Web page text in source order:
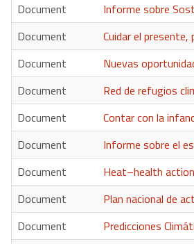
Document
Informe sobre
Document
Cuidar el
Document
Nuevas
Document
Red de refugios
Document
Contar con la
Document
Informe sobre el
Document
Heat–health
Document
Plan nacional de
Document
Predicciones